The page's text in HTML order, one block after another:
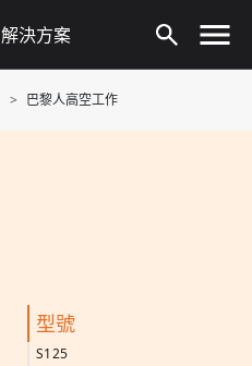
解決方案
巴黎人高空工作
型號
S125